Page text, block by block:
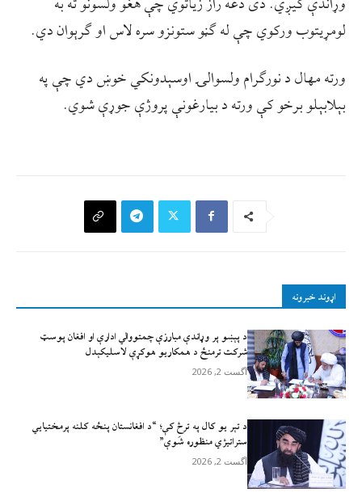
لومړیتوب ورکوي چې له ګڼو ستونزو سره لاس او ګرېوان دي.
ورته مهال د نورګرام ولسوالۍ اوسېدونکي خوښ دي چې په
بېلابېلو برخو کې ورته د بیارغونې پروژې جوړې شوي.
اړوند خبرونه
د پېښو پر وړاندې مبارزې چمتووالي ادارې او افغان پوسټ
شرکت ترمنځ د همکاریو هوکړې لاسلیکېدل
آگست 2, 2026
د تېر يو کال په ترڅ کې؛ “د افغانستان پنځه کلنه پرمختیايي
ستراتیژي منظوره شَوې”
آگست 2, 2026